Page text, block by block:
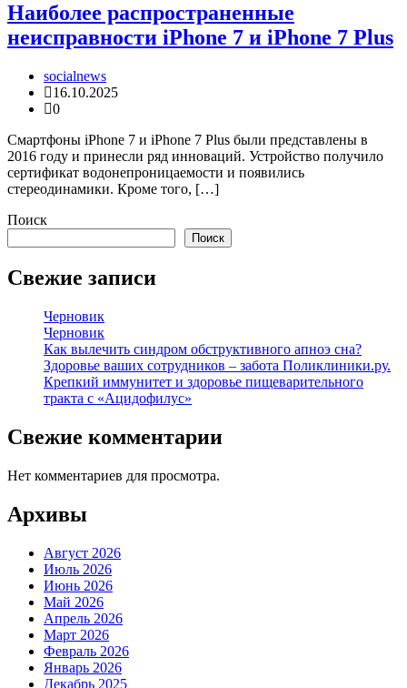
Наиболее распространенные
неисправности iPhone 7 и iPhone 7 Plus
socialnews
16.10.2025
0
Смартфоны iPhone 7 и iPhone 7 Plus были представлены в
2016 году и принесли ряд инноваций. Устройство получило
сертификат водонепроницаемости и появились
стереодинамики. Кроме того, […]
Поиск
Поиск
Свежие записи
Черновик
Черновик
Как вылечить синдром обструктивного апноэ сна?
Здоровье ваших сотрудников – забота Поликлиники.ру.
Крепкий иммунитет и здоровье пищеварительного
тракта с «Ацидофилус»
Свежие комментарии
Нет комментариев для просмотра.
Архивы
Август 2026
Июль 2026
Июнь 2026
Май 2026
Апрель 2026
Март 2026
Февраль 2026
Январь 2026
Декабрь 2025